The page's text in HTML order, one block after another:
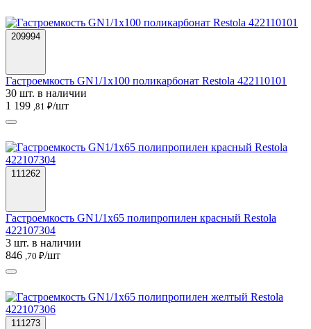
209994
Гастроемкость GN1/1х100 поликарбонат Restola 422110101
30 шт. в наличии
1 199 ,81 ₽/шт
111262
Гастроемкость GN1/1х65 полипропилен красный Restola
422107304
3 шт. в наличии
846 ,70 ₽/шт
111273